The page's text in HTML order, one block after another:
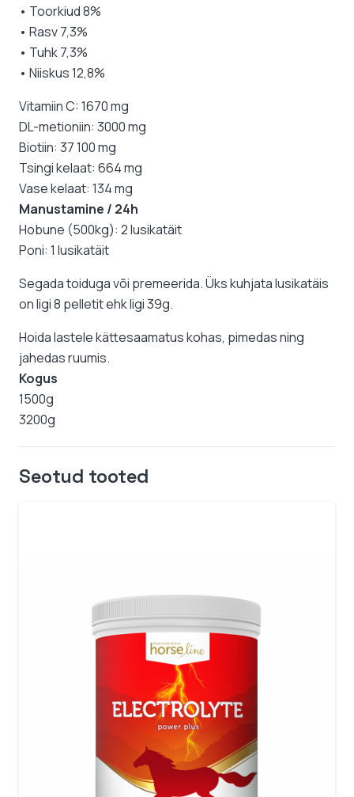
• Toorkiud 8%
• Rasv 7,3%
• Tuhk 7,3%
• Niiskus 12,8%
Vitamiin C: 1670 mg
DL-metioniin: 3000 mg
Biotiin: 37 100 mg
Tsingi kelaat: 664 mg
Vase kelaat: 134 mg
Manustamine / 24h
Hobune (500kg): 2 lusikatäit
Poni: 1 lusikatäit
Segada toiduga või premeerida. Üks kuhjata lusikatäis
on ligi 8 pelletit ehk ligi 39g.
Hoida lastele kättesaamatus kohas, pimedas ning
jahedas ruumis.
Kogus
1500g
3200g
Seotud tooted